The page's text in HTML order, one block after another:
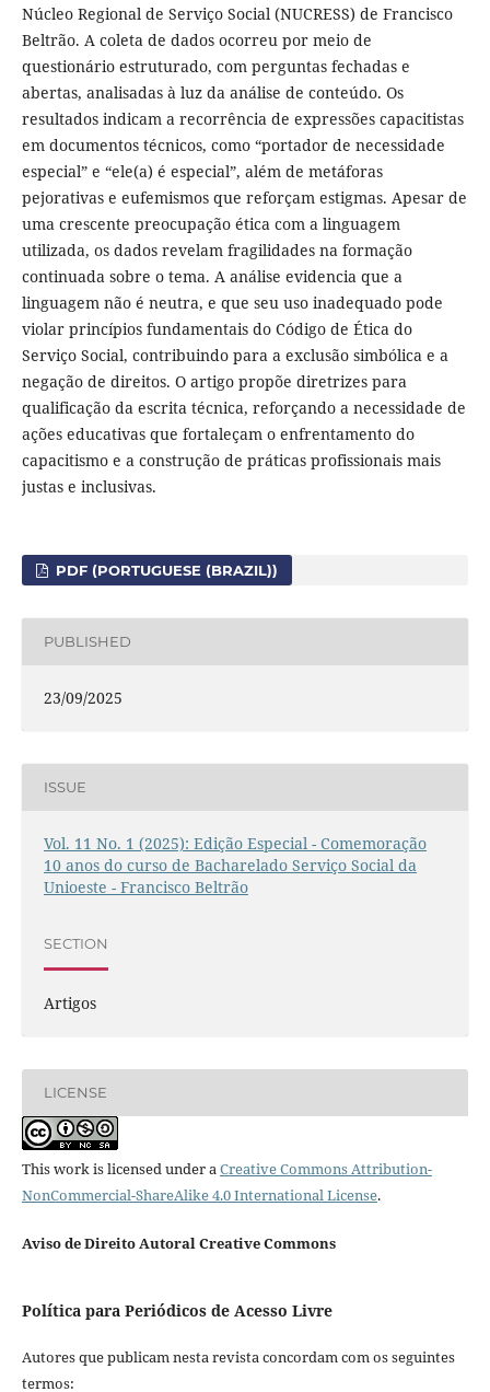
Núcleo Regional de Serviço Social (NUCRESS) de Francisco
Beltrão. A coleta de dados ocorreu por meio de
questionário estruturado, com perguntas fechadas e
abertas, analisadas à luz da análise de conteúdo. Os
resultados indicam a recorrência de expressões capacitistas
em documentos técnicos, como “portador de necessidade
especial” e “ele(a) é especial”, além de metáforas
pejorativas e eufemismos que reforçam estigmas. Apesar de
uma crescente preocupação ética com a linguagem
utilizada, os dados revelam fragilidades na formação
continuada sobre o tema. A análise evidencia que a
linguagem não é neutra, e que seu uso inadequado pode
violar princípios fundamentais do Código de Ética do
Serviço Social, contribuindo para a exclusão simbólica e a
negação de direitos. O artigo propõe diretrizes para
qualificação da escrita técnica, reforçando a necessidade de
ações educativas que fortaleçam o enfrentamento do
capacitismo e a construção de práticas profissionais mais
justas e inclusivas.
PDF (PORTUGUESE (BRAZIL))
PUBLISHED
23/09/2025
ISSUE
Vol. 11 No. 1 (2025): Edição Especial - Comemoração
10 anos do curso de Bacharelado Serviço Social da
Unioeste - Francisco Beltrão
SECTION
Artigos
LICENSE
This work is licensed under aCreative Commons Attribution-
NonCommercial-ShareAlike 4.0 International License.
Aviso de Direito Autoral Creative Commons
Política para Periódicos de Acesso Livre
Autores que publicam nesta revista concordam com os seguintes
termos: